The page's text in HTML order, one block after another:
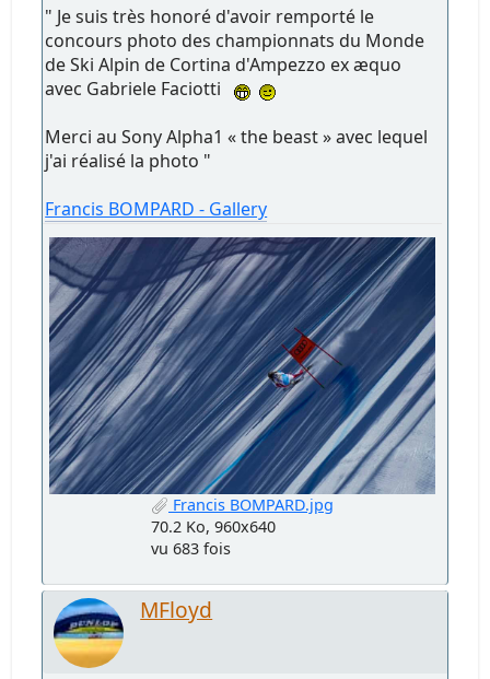
" Je suis très honoré d'avoir remporté le
concours photo des championnats du Monde
de Ski Alpin de Cortina d'Ampezzo ex æquo
avec Gabriele Faciotti
Merci au Sony Alpha1 « the beast » avec lequel
j'ai réalisé la photo "
Francis BOMPARD - Gallery
Francis BOMPARD.jpg
70.2 Ko, 960x640
vu 683 fois
MFloyd